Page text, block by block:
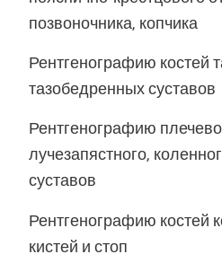
позвоночника, копчика
Рентгенографию костей
тазобедренных суставов
Рентгенографию
лучезапястного,
суставов
Рентгенографию костей
кистей и стоп